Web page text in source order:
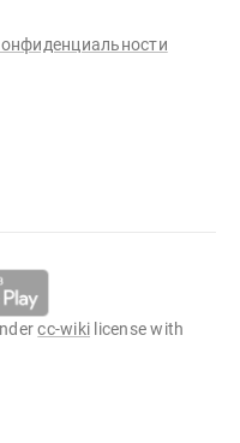
cc-wiki license with